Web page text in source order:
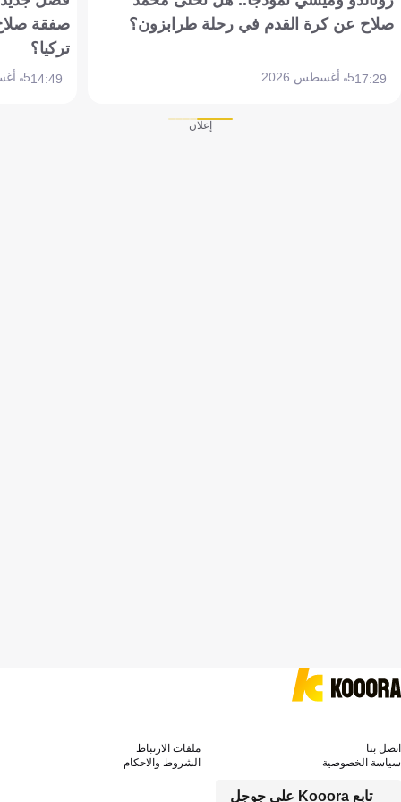
صلاح عن كرة القدم في رحلة طرابزون؟
17:295 أغسطس 2026
صفقة
تركيا؟
14:495 أغسطس 2026
إعلان
تابع Kooora على جوجل
اتصل بنا
ملفات الارتباط
سياسة الخصوصية
الشروط والاحكام